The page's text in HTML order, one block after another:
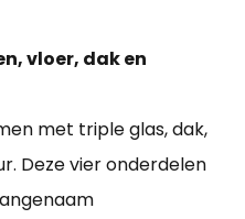
vloer, dak en
met triple glas, dak,
Deze vier onderdelen